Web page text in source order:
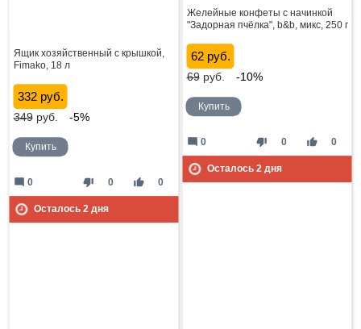
Желейные конфеты с начинкой
"Задорная пчёлка", b&b, микс, 250 г
62 руб.
69руб. -10%
Купить
thumb_down 0 thumb_up 0
mode_comment 0
Осталось 2дня
Ящик хозяйственный с крышкой,
Fimako, 18 л
332 руб.
349руб. -5%
Купить
thumb_down 0 thumb_up 0
mode_comment 0
Осталось 2дня